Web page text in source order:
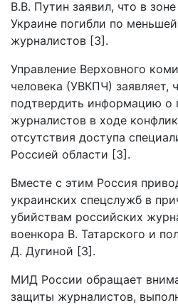
В.В. Путин заявил, что в
Украине погибли по
журналистов [3].
Управление Верховного
человека (УВКПЧ)
подтвердить информацию о
журналистов в ходе
отсутствия доступа
Россией области [3].
Вместе с этим Россия
украинских спецслужб в
убийствам российских
военкора В. Татарского и
Д. Дугиной [3].
МИД России обращает
защиты журналистов,